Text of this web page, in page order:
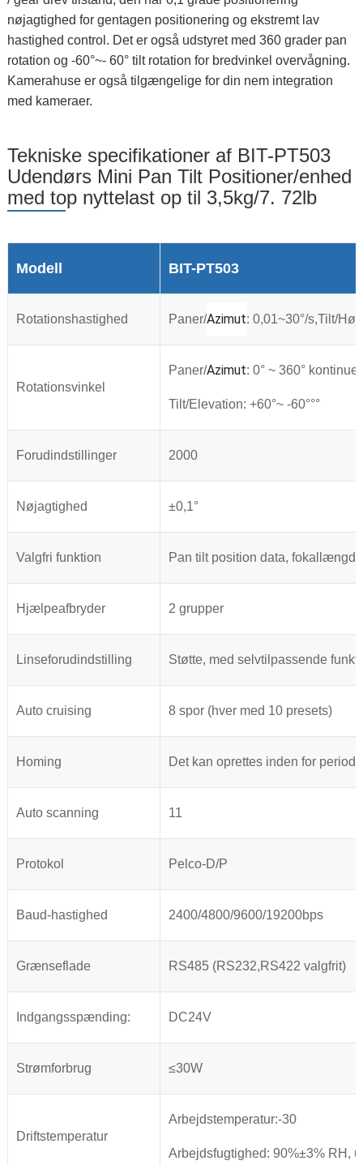
nøjagtighed for gentagen positionering og ekstremt lav
hastighed control. Det er også udstyret med 360 grader pan
rotation og -60°~- 60° tilt rotation for bredvinkel overvågning.
Kamerahuse er også tilgængelige for din nem integration
med kameraer.
Tekniske specifikationer af BIT-PT503
Udendørs Mini Pan Tilt Positioner/enhed
med top nyttelast op til 3,5kg/7. 72lb
Modell BIT-PT503
Rotationshastighed Paner/Azimut: 0,01~30°/s,Tilt/
Rotationsvinkel
Paner/Azimut: 0° ~ 360°
Tilt/Elevation: +60°~ -60°°°
Forudindstillinger 2000
Nøjagtighed ±0,1°
Valgfri funktion Pan tilt position data,
Hjælpeafbryder 2 grupper
Linseforudindstilling Støtte, med selvtilpassende
Auto cruising 8 spor (hver med 10 presets)
Homing Det kan oprettes inden for
Auto scanning 11
Protokol Pelco-D/P
Baud-hastighed 2400/4800/9600/19200bps
Grænseflade RS485 (RS232,RS422 valgfrit)
Indgangsspænding: DC24V
Strømforbrug ≤30W
Driftstemperatur
Arbejdstemperatur:-30
Arbejdsfugtighed: 90%±3% RH,